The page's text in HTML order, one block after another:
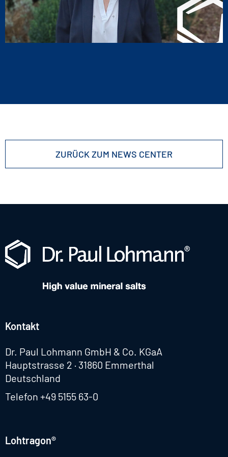
ZURÜCK ZUM NEWS CENTER
Kontakt
Dr. Paul Lohmann GmbH & Co. KGaA
Hauptstrasse 2 · 31860 Emmerthal
Deutschland
Telefon +49 5155 63-0
Lohtragon®